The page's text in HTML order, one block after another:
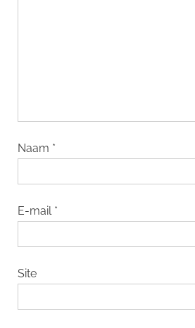
Naam *
E-mail *
Site